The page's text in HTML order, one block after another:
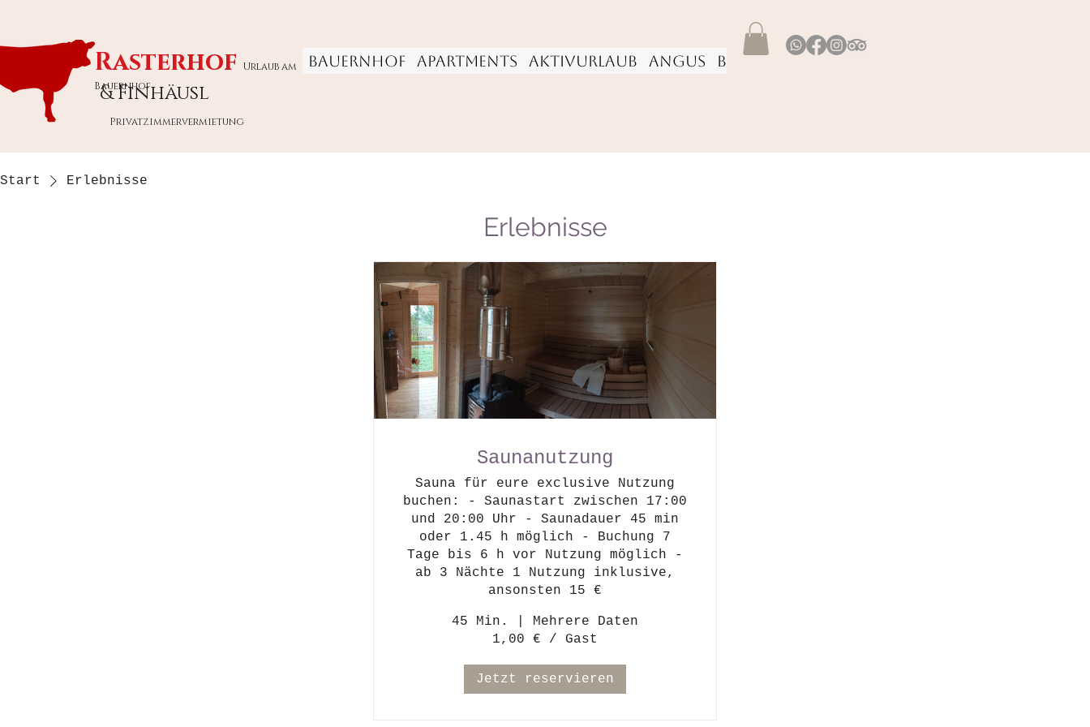
Rasterhof Urlaub am
Bauernhof
& Finhäusl
Privatzimmervermietung
Bauernhof Apartments Aktivurlaub Angus Buchen
Start Erlebnisse
Erlebnisse
Saunanutzung
Sauna für eure exclusive Nutzung
buchen: - Saunastart zwischen 17:00
und 20:00 Uhr - Saunadauer 45 min
oder 1.45 h möglich - Buchung 7
Tage bis 6 h vor Nutzung möglich -
ab 3 Nächte 1 Nutzung inklusive,
ansonsten 15 €
45 Min.
Mehrere Daten
1,00 € / Gast
Jetzt reservieren